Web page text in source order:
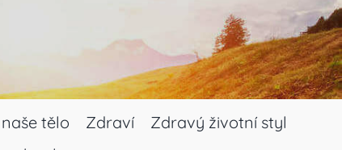
tělo Zdraví
Zdravý životní styl